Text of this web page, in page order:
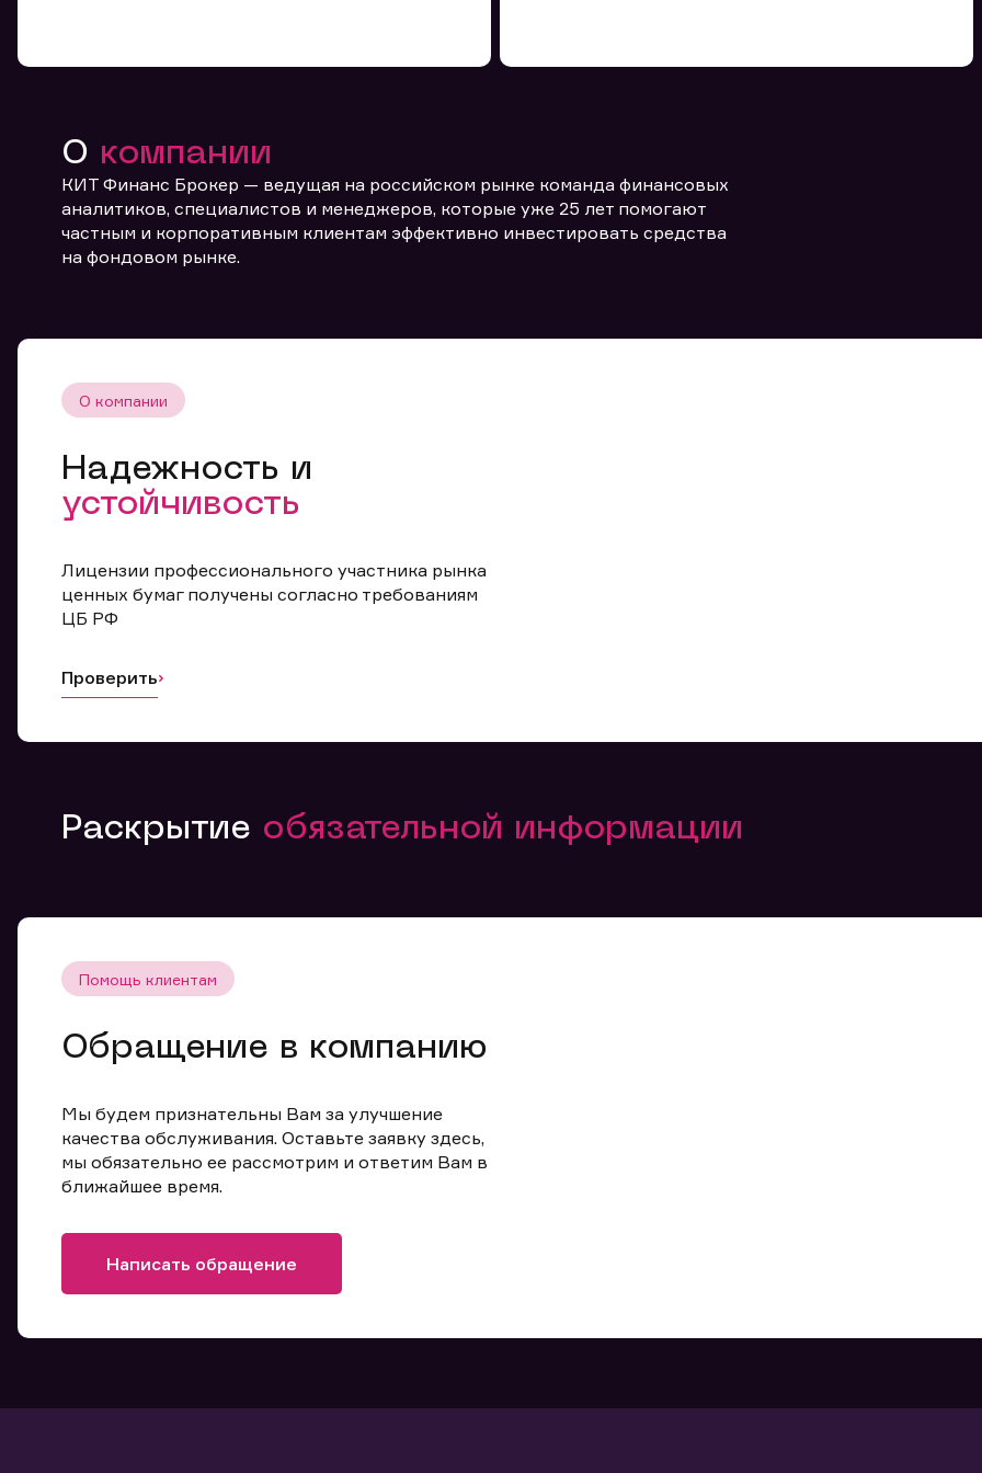
О компании
КИТ Финанс Брокер — ведущая на российском рынке команда финансовых
аналитиков, специалистов и менеджеров, которые уже 25 лет помогают
частным и корпоративным клиентам эффективно инвестировать средства
на фондовом рынке.
О компании
Надежность и
устойчивость
Лицензии профессионального участника рынка
ценных бумаг получены согласно требованиям
ЦБ РФ
Проверить
Раскрытие обязательной информации
Помощь клиентам
Обращение в компанию
Мы будем признательны Вам за улучшение
качества обслуживания. Оставьте заявку здесь,
мы обязательно ее рассмотрим и ответим Вам в
ближайшее время.
Написать обращение
Отправить заявку